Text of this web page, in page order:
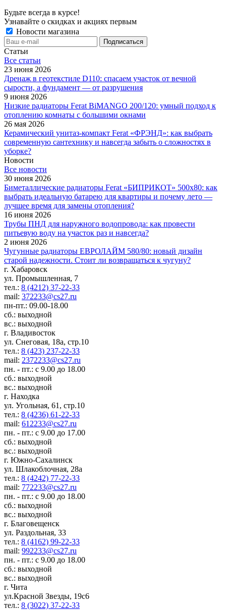
Будьте всегда в курсе!
Узнавайте о скидках и акциях первым
Новости магазина
Статьи
Все cтатьи
23 июня 2026
Дренаж в геотекстиле D110: спасаем участок от вечной
сырости, а фундамент — от разрушения
9 июня 2026
Низкие радиаторы Ferat BiMANGO 200/120: умный подход к
отоплению комнаты с большими окнами
26 мая 2026
Керамический унитаз-компакт Ferat «ФРЭНД»: как выбрать
современную сантехнику и навсегда забыть о сложностях в
уборке?
Новости
Все новости
30 июня 2026
Биметаллические радиаторы Ferat «БИПРИКОТ» 500x80: как
выбрать идеальную батарею для квартиры и почему лето —
лучшее время для замены отопления?
16 июня 2026
Трубы ПНД для наружного водопровода: как провести
питьевую воду на участок раз и навсегда?
2 июня 2026
Чугунные радиаторы ЕВРОЛАЙМ 580/80: новый дизайн
старой надежности. Стоит ли возвращаться к чугуну?
г. Хабаровск
ул. Промышленная, 7
тел.: 8 (4212) 37-22-33
mail: 372233@cs27.ru
пн-пт.: 09.00-18.00
сб.: выходной
вс.: выходной
г. Владивосток
ул. Снеговая, 18а, стр.10
тел.: 8 (423) 237-22-33
mail: 2372233@cs27.ru
пн. - пт.: с 9.00 до 18.00
сб.: выходной
вс.: выходной
г. Находка
ул. Угольная, 61, стр.10
тел.: 8 (4236) 61-22-33
mail: 612233@cs27.ru
пн. - пт.: с 9.00 до 17.00
сб.: выходной
вс.: выходной
г. Южно-Сахалинск
ул. Шлакоблочная, 28а
тел.: 8 (4242) 77-22-33
mail: 772233@cs27.ru
пн. - пт.: с 9.00 до 18.00
сб.: выходной
вс.: выходной
г. Благовещенск
ул. Раздольная, 33
тел.: 8 (4162) 99-22-33
mail: 992233@cs27.ru
пн. - пт.: с 9.00 до 18.00
сб.: выходной
вс.: выходной
г. Чита
ул.Красной Звезды, 19с6
тел.: 8 (3022) 37-22-33